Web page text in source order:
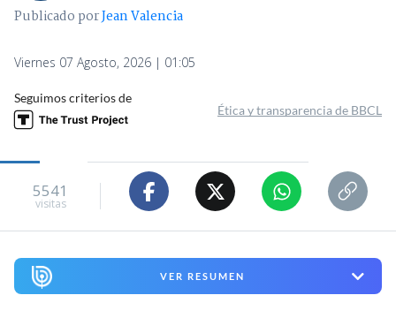
Publicado porJean Valencia
Viernes 07 Agosto, 2026 | 01:05
Seguimos criterios de
Ética y transparencia de BBCL
5541
visitas
VER RESUMEN